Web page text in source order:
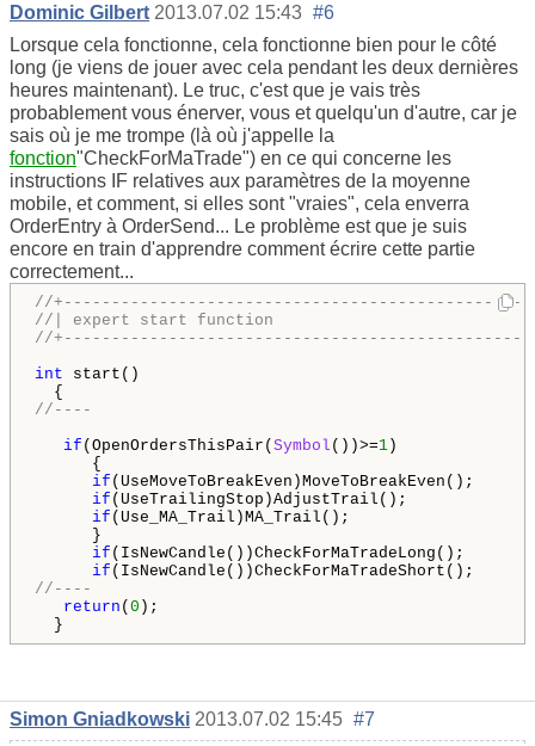
Dominic Gilbert 2013.07.02 15:43 #6
Lorsque cela fonctionne, cela fonctionne bien pour le côté
long (je viens de jouer avec cela pendant les deux dernières
heures maintenant). Le truc, c'est que je vais très
probablement vous énerver, vous et quelqu'un d'autre, car je
sais où je me trompe (là où j'appelle la
fonction"CheckForMaTrade") en ce qui concerne les
instructions IF relatives aux paramètres de la moyenne
mobile, et comment, si elles sont "vraies", cela enverra
OrderEntry à OrderSend... Le problème est que je suis
encore en train d'apprendre comment écrire cette partie
correctement...
//
//| expert start function
//
int start()
//----
if (OpenOrdersThisPair( Symbol ())>=1 )
{
if (UseMoveToBreakEven)MoveToBreakEven();
if (UseTrailingStop)AdjustTrail();
if (Use_MA_Trail)MA_Trail();
}
if (IsNewCandle())CheckForMaTradeLong();
if
//----
return ( 0 );
}
Simon Gniadkowski 2013.07.02 15:45 #7